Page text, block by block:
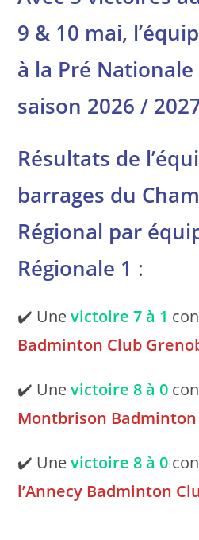
9 & 10 mai,
à la Pré
saison 2026 /
Résultats de
barrages du
Régional par
Régionale 1 :
✔️ Unevictoire 7 à 1
Badminton Club
✔️ Unevictoire 8 à 0
Montbrison
✔️ Unevictoire 8 à 0
l’Annecy Badminton